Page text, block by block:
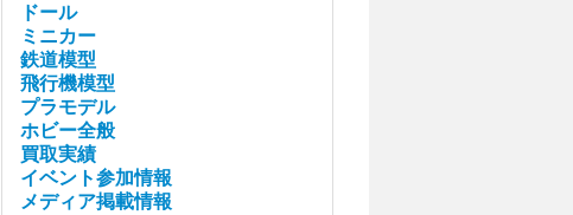
ドール
ミニカー
鉄道模型
飛行機模型
プラモデル
ホビー全般
買取実績
イベント参加情報
メディア掲載情報